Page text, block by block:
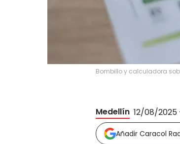
Bombillo y calculadora
Medellín 12/08/2025
Añadir Caracol